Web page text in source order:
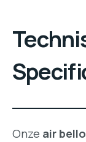
Onze air